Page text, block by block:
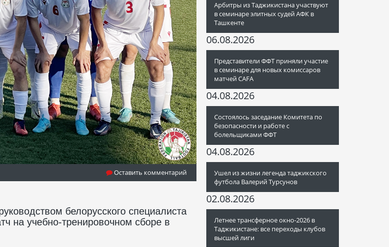
Оставить комментарий
белорусского специалиста
на учебно-тренировочном сборе в
Арбитры из Таджикистана участвуют
в семинаре элитных судей АФК в
Ташкенте
06.08.2026
Представители ФФТ приняли участие
в семинаре для новых комиссаров
матчей CAFA
04.08.2026
Состоялось заседание Комитета по
безопасности и работе с
болельщиками ФФТ
04.08.2026
Ушел из жизни легенда таджикского
футбола Валерий Турсунов
02.08.2026
Летнее трансферное окно-2026 в
Таджикистане: все переходы клубов
высшей лиги